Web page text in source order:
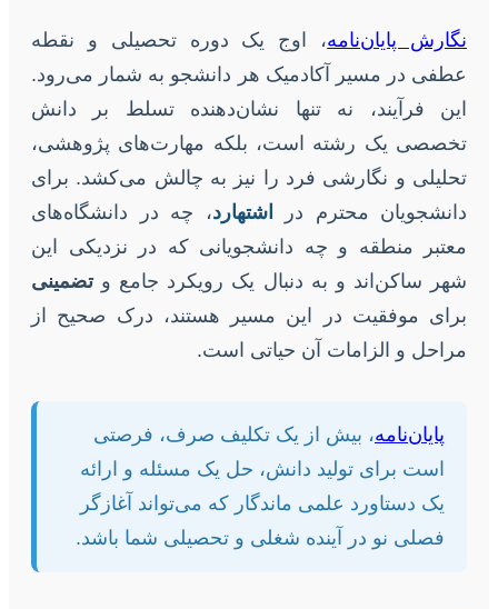
نگارش پایان‌نامه، اوج یک دوره تحصیلی و نقطه
عطفی در مسیر آکادمیک هر دانشجو به شمار می‌رود.
این فرآیند، نه تنها نشان‌دهنده تسلط بر دانش
تخصصی یک رشته است، بلکه مهارت‌های پژوهشی،
تحلیلی و نگارشی فرد را نیز به چالش می‌کشد. برای
دانشجویان محترم در
اشتهارد، چه در دانشگاه‌های
معتبر منطقه و چه دانشجویانی که در نزدیکی این
شهر ساکن‌اند و به دنبال یک رویکرد جامع و تضمینی
برای موفقیت در این مسیر هستند، درک صحیح از
مراحل و الزامات آن حیاتی است.
پایان‌نامه، بیش از یک تکلیف صرف، فرصتی
است برای تولید دانش، حل یک مسئله و ارائه
یک دستاورد علمی ماندگار که می‌تواند آغازگر
فصلی نو در آینده شغلی و تحصیلی شما باشد.